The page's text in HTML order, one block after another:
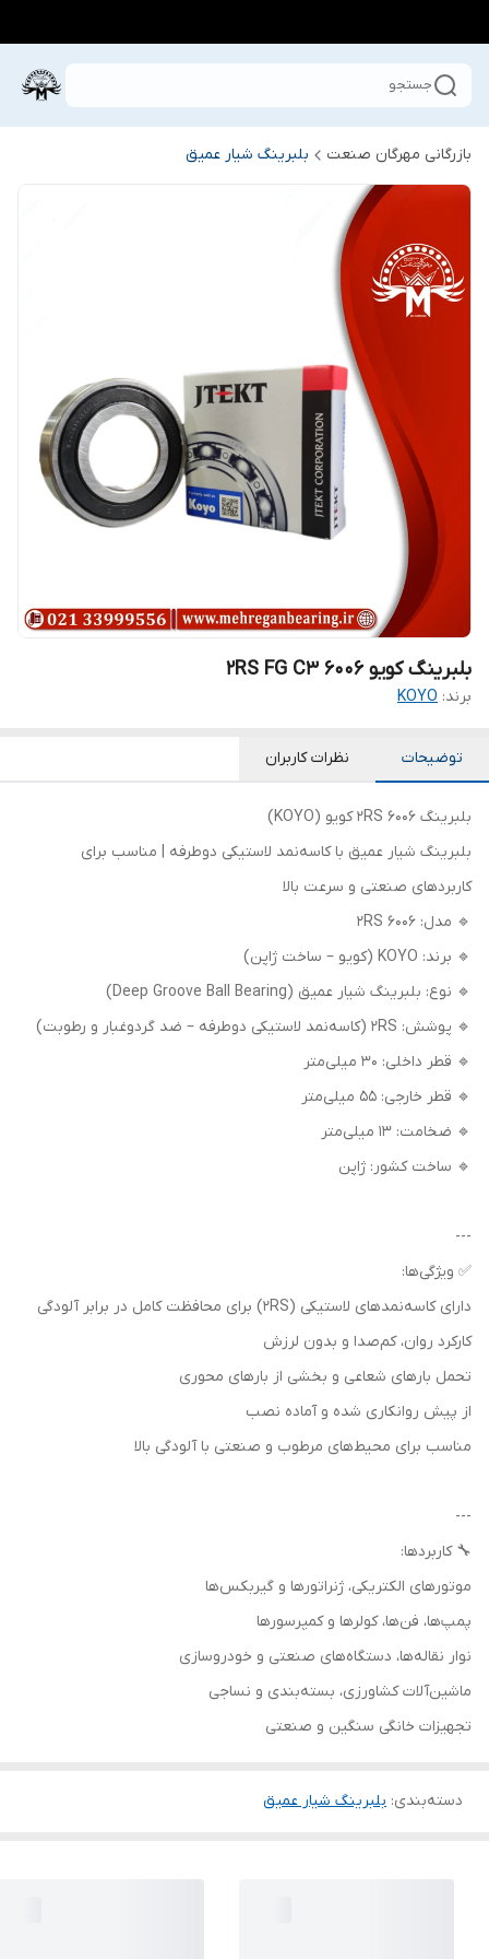
جستجو
بازرگانی مهرگان صنعت بلبرینگ شیار عمیق
بلبرینگ کویو 6006 2RS FG C3
برند: KOYO
توضیحات نظرات کاربران
بلبرینگ 6006 2RS کویو (KOYO)
بلبرینگ شیار عمیق با کاسه‌نمد لاستیکی دوطرفه | مناسب برای
کاربردهای صنعتی و سرعت بالا
🔹 مدل: 6006 2RS
🔹 برند: KOYO (کويو – ساخت ژاپن)
🔹 نوع: بلبرینگ شیار عمیق (Deep Groove Ball Bearing)
🔹 پوشش: 2RS (کاسه‌نمد لاستیکی دوطرفه – ضد گردوغبار و رطوبت)
🔹 قطر داخلی: 30 میلی‌متر
🔹 قطر خارجی: 55 میلی‌متر
🔹 ضخامت: 13 میلی‌متر
🔹 ساخت کشور: ژاپن
---
✅ ویژگی‌ها:
دارای کاسه‌نمدهای لاستیکی (2RS) برای محافظت کامل در برابر آلودگی
کارکرد روان، کم‌صدا و بدون لرزش
تحمل بارهای شعاعی و بخشی از بارهای محوری
از پیش روانکاری شده و آماده نصب
مناسب برای محیط‌های مرطوب و صنعتی با آلودگی بالا
---
🔧 کاربردها:
موتورهای الکتریکی، ژنراتورها و گیربکس‌ها
پمپ‌ها، فن‌ها، کولرها و کمپرسورها
نوار نقاله‌ها، دستگاه‌های صنعتی و خودروسازی
ماشین‌آلات کشاورزی، بسته‌بندی و نساجی
تجهیزات خانگی سنگین و صنعتی
دسته‌بندی: بلبرینگ شیار عمیق